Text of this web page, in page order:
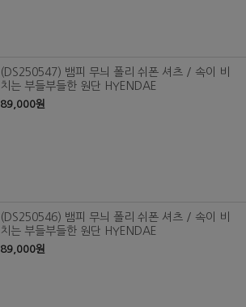
(DS250547) 뱀피 무늬 폴리 쉬폰 셔츠 / 속이 비
치는 부들부들한 원단 HYENDAE
89,000원
(DS250546) 뱀피 무늬 폴리 쉬폰 셔츠 / 속이 비
치는 부들부들한 원단 HYENDAE
89,000원